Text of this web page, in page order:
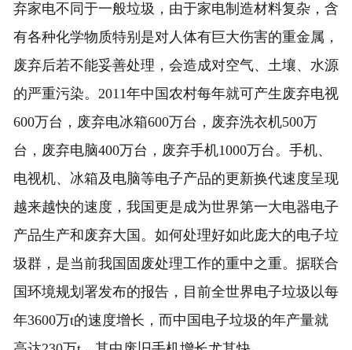
弃家电不同于一般垃圾，由于家电制造材料复杂，含
有各种化学物质特别是对人体有巨大伤害的重金属，
废弃后若不能妥善处理，会造成对空气、土壤、水源
的严重污染。2011年中国农村每年就可产生废弃电视
600万台，废弃电冰箱600万台，废弃洗衣机500万
台，废弃电脑400万台，废弃手机1000万台。手机、
电视机、冰箱及电脑等电子产品的更新换代速度呈现
越来越快的速度，我国更是成为世界第一大电器电子
产品生产和废弃大国。如何处理好如此庞大的电子垃
圾群，是当前我国固废处理工作的重中之重。据联合
国环境规划署发布的报告，目前全世界电子垃圾以每
年3600万t的速度增长，而中国电子垃圾的年产量就